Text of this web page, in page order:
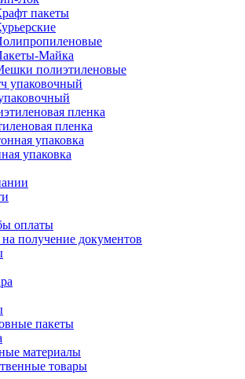
пакеты
Майка
полиэтиленовые
пленка
упаковка
оплаты
на получение документов
пакеты
материалы
товары